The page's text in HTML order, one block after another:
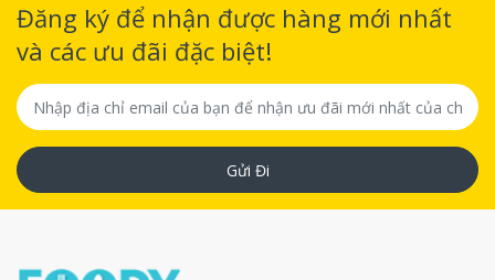
Đăng ký để nhận được hàng mới nhất
và các ưu đãi đặc biệt!
Gửi Đi